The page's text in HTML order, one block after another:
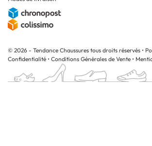
© 2026 - Tendance Chaussures tous droits réservés •
Confidentialité • Conditions Générales de Vente •